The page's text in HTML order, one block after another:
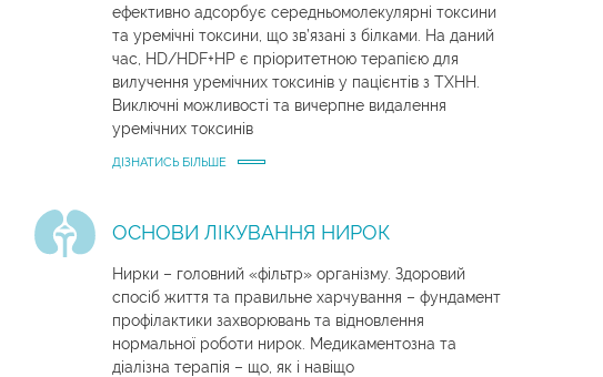
ефективно адсорбує середньомолекулярні токсини
та уремічні токсини, що зв’язані з білками. На даний
час, HD/HDF+HP є пріоритетною терапією для
вилучення уремічних токсинів у пацієнтів з ТХНН.
Виключні можливості та вичерпне видалення
уремічних токсинів
ДІЗНАТИСЬ БІЛЬШЕ
ОСНОВИ ЛІКУВАННЯ НИРОК
Нирки – головний «фільтр» організму. Здоровий
спосіб життя та правильне харчування – фундамент
профілактики захворювань та відновлення
нормальної роботи нирок. Медикаментозна та
діалізна терапія – що, як і навіщо